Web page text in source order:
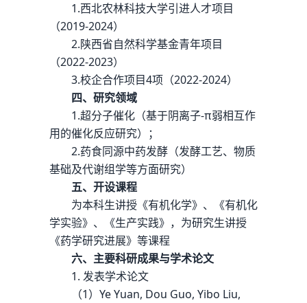
1.西北农林科技大学引进人才项目
（2019-2024）
2.陕西省自然科学基金青年项目
（2022-2023）
3.校企合作项目4项（2022-2024）
四、研究领域
1.超分子催化（基于阴离子-π弱相互作
用的催化反应研究）；
2.药食同源中药发酵（发酵工艺、物质
基础及代谢组学等方面研究）
五、开设课程
为本科生讲授《有机化学》、《有机化
学实验》、《生产实践》，为研究生讲授
《药学研究进展》等课程
六、主要科研成果与学术论文
1. 发表学术论文
（1）Ye Yuan, Dou Guo, Yibo Liu,